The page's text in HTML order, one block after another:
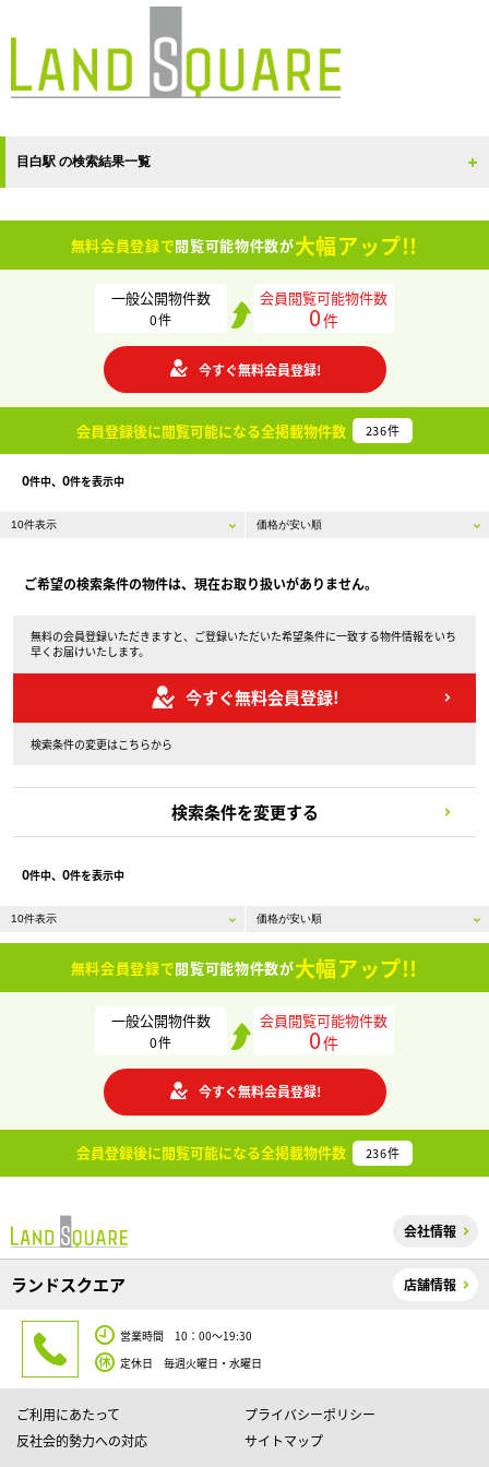
目白駅 の検索結果一覧
無料会員登録で閲覧可能物件数が大幅アップ!!
一般公開物件数
0件
会員閲覧可能物件数
0件
今すぐ無料会員登録!
会員登録後に閲覧可能になる全掲載物件数 236件
0件中、 0件を表示中
ご希望の検索条件の物件は、現在お取り扱いがありません。
無料の会員登録いただきますと、ご登録いただいた希望条件に一致する物件情報をいち
早くお届けいたします。
今すぐ無料会員登録!
検索条件の変更はこちらから
検索条件を変更する
0件中、 0件を表示中
無料会員登録で閲覧可能物件数が大幅アップ!!
一般公開物件数
0件
会員閲覧可能物件数
0件
今すぐ無料会員登録!
会員登録後に閲覧可能になる全掲載物件数 236件
会社情報
ランドスクエア 店舗情報
営業時間 10：00～19:30
定休日 毎週火曜日・水曜日
ご利用にあたって
プライバシーポリシー
反社会的勢力への対応
サイトマップ